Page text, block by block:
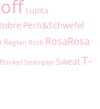
Lupita
Pech&Schwefel
Raglan Rock RosaRosa
Strampler SweatT-